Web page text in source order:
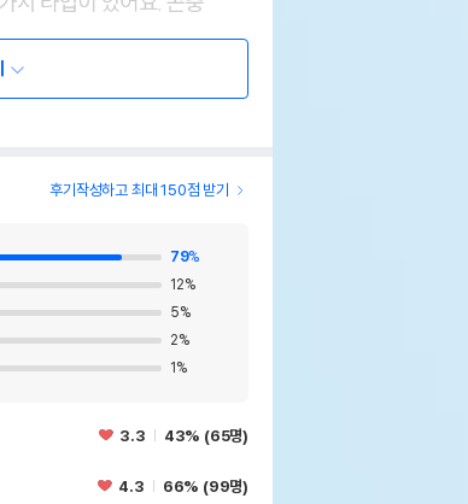
후기작성하고 최대 150점 받기
79%
12%
5%
2%
1 %
3.3 43% (65명)
4.3 66% (99명)